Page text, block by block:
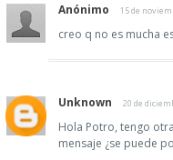
Anónimo 15 de
creo q no es mucha
Unknown 20 de
Hola Potro, tengo
mensaje ¿se puede